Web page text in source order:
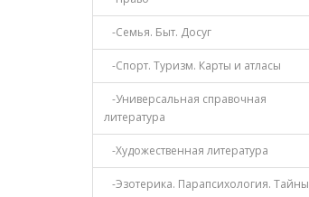
-Семья. Быт. Досуг
-Спорт. Туризм. Карты и атласы
-Универсальная справочная
литература
-Художественная литература
-Эзотерика. Парапсихология. Тайны